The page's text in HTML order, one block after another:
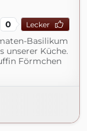
0 Lecker
Basilikum
unserer Küche.
Förmchen